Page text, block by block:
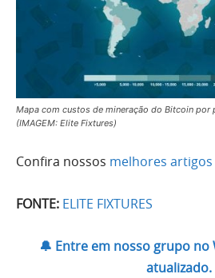
Mapa com custos de mineração do Bitcoin por
(IMAGEM: Elite Fixtures)
Confira nossos melhores
FONTE: ELITE FIXTURES
🔔 Entre em nosso grupo no
atualizado.